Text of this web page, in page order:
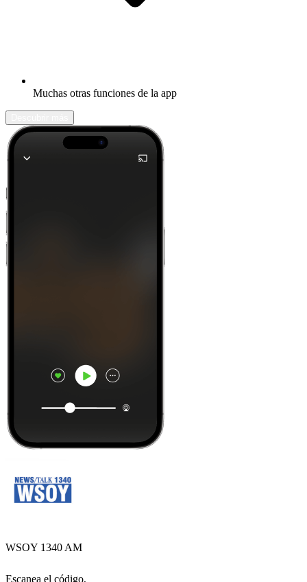
Muchas otras funciones de la app
WSOY 1340 AM
Escanea el código,